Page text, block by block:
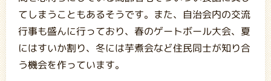
てしまうこともあるそうです。また、自治会内の交流
行事も盛んに行っており、春のゲートボール大会、夏
にはすいか割り、冬には芋煮会など住民同士が知り合
う機会を作っています。